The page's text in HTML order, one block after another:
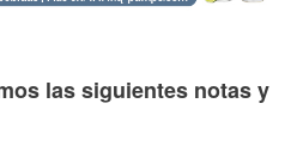
las siguientes notas y